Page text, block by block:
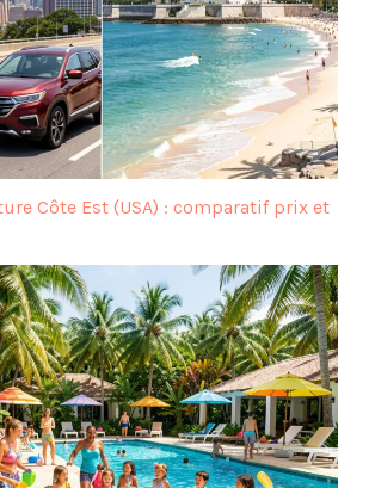
Côte Est (USA) : comparatif prix et